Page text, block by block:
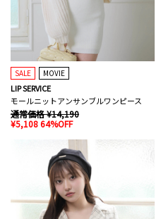
SALE MOVIE
LIP SERVICE
モールニットアンサンブルワンピース
通常価格 ¥14,190
¥5,108 64%OFF